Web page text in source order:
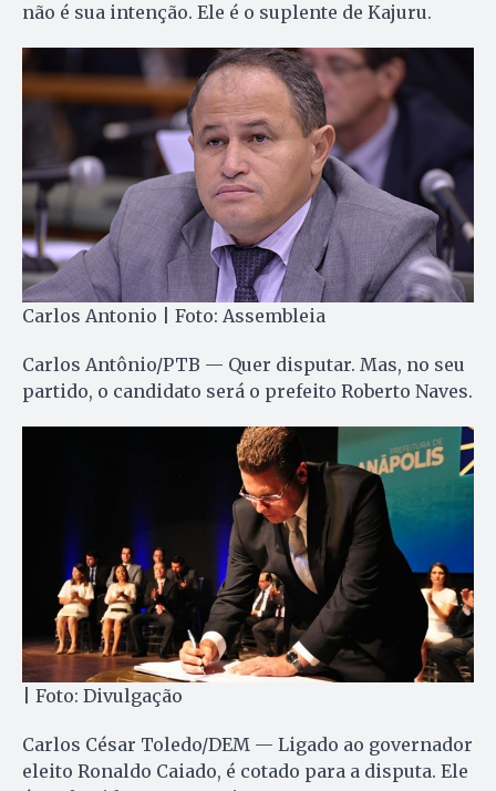
não é sua intenção. Ele é o suplente de Kajuru.
Carlos Antonio | Foto: Assembleia
Carlos Antônio/PTB — Quer disputar. Mas, no seu
partido, o candidato será o prefeito Roberto Naves.
| Foto: Divulgação
Carlos César Toledo/DEM — Ligado ao governador
eleito Ronaldo Caiado, é cotado para a disputa. Ele